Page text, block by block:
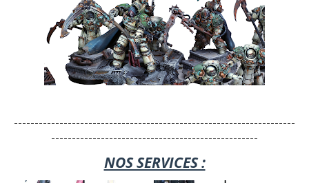
--------------------------------------------------------------------
--------------------------------------------------
NOS SERVICES :